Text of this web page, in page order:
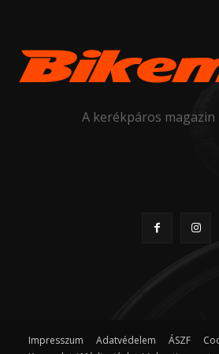
A kerékpáros magazin
Impresszum Adatvédelem ÁSZF